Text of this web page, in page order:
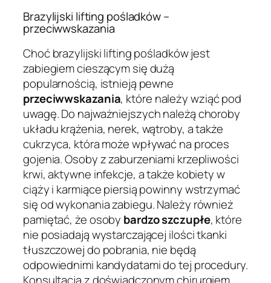
Brazylijski lifting pośladków –
przeciwwskazania
Choć brazylijski lifting pośladków jest
zabiegiem cieszącym się dużą
popularnością, istnieją pewne
przeciwwskazania, które należy wziąć pod
uwagę. Do najważniejszych należą choroby
układu krążenia, nerek, wątroby, a także
cukrzyca, która może wpływać na proces
gojenia. Osoby z zaburzeniami krzepliwości
krwi, aktywne infekcje, a także kobiety w
ciąży i karmiące piersią powinny wstrzymać
się od wykonania zabiegu. Należy również
pamiętać, że osoby bardzo szczupłe, które
nie posiadają wystarczającej ilości tkanki
tłuszczowej do pobrania, nie będą
odpowiednimi kandydatami do tej procedury.
Konsultacja z doświadczonym chirurgiem